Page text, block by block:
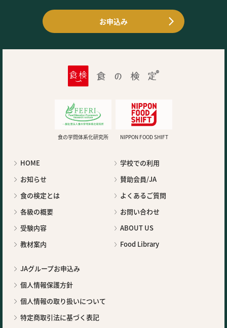
お申込み
食の学問体系化研究所 NIPPON FOOD SHIFT
HOME
お知らせ
食の検定とは
各級の概要
受験内容
教材案内
学校での利用
賛助会員/JA
よくあるご質問
お問い合わせ
ABOUT US
Food Library
JAグループお申込み
個人情報保護方針
個人情報の取り扱いについて
特定商取引法に基づく表記